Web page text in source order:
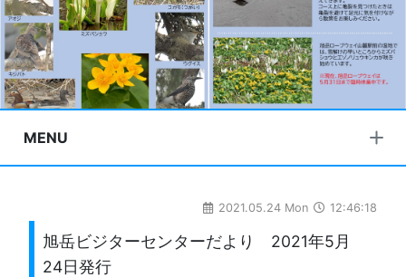
MENU
2021.05.24 Mon 12:46:18
旭岳ビジターセンターだより 2021年5月
24日発行